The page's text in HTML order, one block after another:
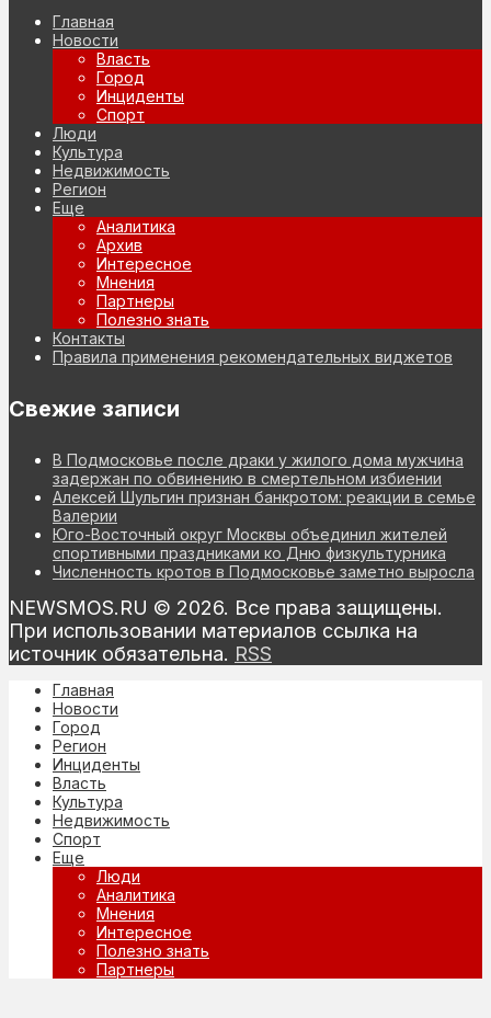
Главная
Новости
Власть
Город
Инциденты
Спорт
Люди
Культура
Недвижимость
Регион
Еще
Аналитика
Архив
Интересное
Мнения
Партнеры
Полезно знать
Контакты
Правила применения рекомендательных виджетов
Свежие записи
В Подмосковье после драки у жилого дома мужчина
задержан по обвинению в смертельном избиении
Алексей Шульгин признан банкротом: реакции в семье
Валерии
Юго-Восточный округ Москвы объединил жителей
спортивными праздниками ко Дню физкультурника
Численность кротов в Подмосковье заметно выросла
NEWSMOS.RU © 2026. Все права защищены.
При использовании материалов ссылка на
источник обязательна. RSS
Главная
Новости
Город
Регион
Инциденты
Власть
Культура
Недвижимость
Спорт
Еще
Люди
Аналитика
Мнения
Интересное
Полезно знать
Партнеры